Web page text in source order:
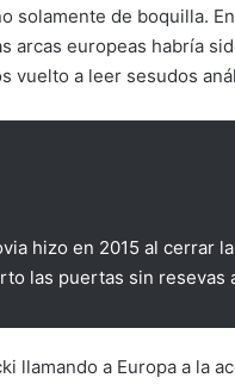
solamente de boquilla.
arcas europeas habría
vuelto a leer sesudos
hizo en 2015 al cerrar
las puertas sin
llamando a Europa a la